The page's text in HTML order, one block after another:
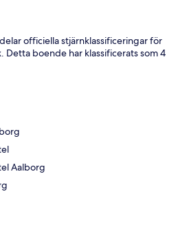
officiella stjärnklassificeringar för
Detta boende har klassificerats som 4
Aalborg